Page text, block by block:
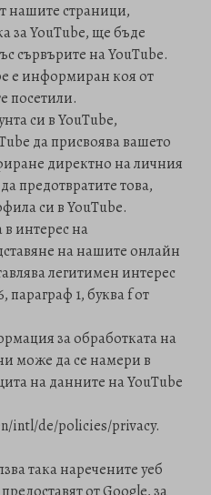
нашите страници,
за YouTube, ще бъде
сървърите на YouTube.
е информиран коя от
посетили.
си в YouTube,
да присвоява вашето
директно на личния
предотвратите това,
си в YouTube.
в интерес на
на нашите онлайн
легитимен интерес
параграф 1, буква f от
за обработката на
може да се намери в
на данните на YouTube
intl/de/policies/privacy.
така наречените уеб